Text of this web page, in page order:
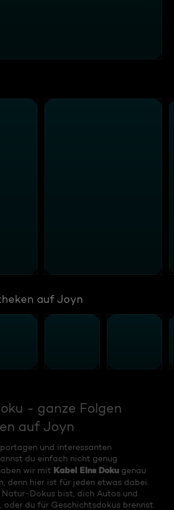
auf Joyn
- ganze Folgen
auf Joyn
und interessanten
du einfach nicht genug
wir mit Kabel Eins Doku genau
denn hier ist für jeden etwas dabei.
Natur-Dokus bist, dich Autos und
oder du für Geschichtsdokus brennst.